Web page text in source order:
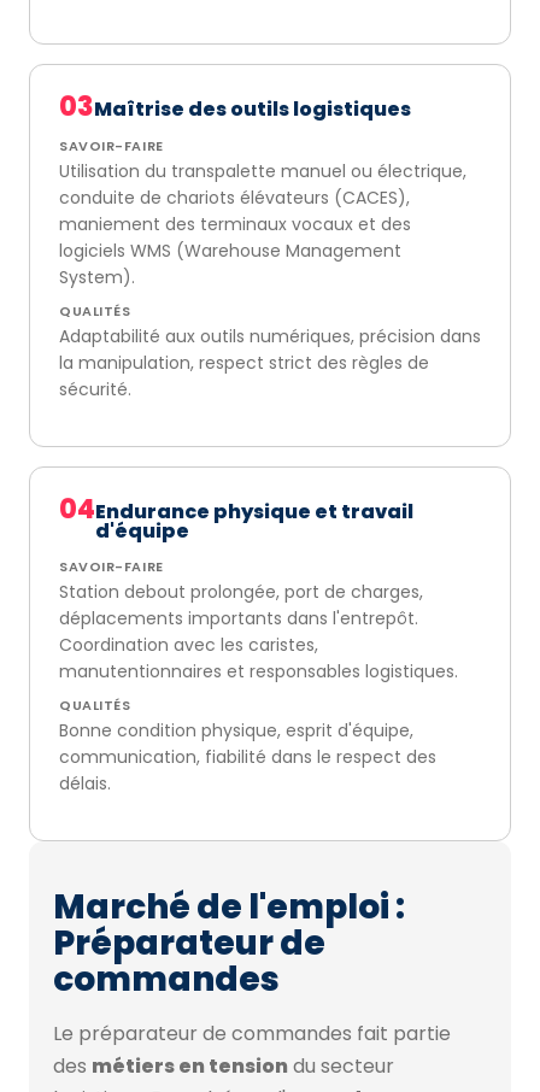
03Maîtrise des outils logistiques
SAVOIR-FAIRE
Utilisation du transpalette manuel ou électrique,
conduite de chariots élévateurs (CACES),
maniement des terminaux vocaux et des
logiciels WMS (Warehouse Management
System).
QUALITÉS
Adaptabilité aux outils numériques, précision dans
la manipulation, respect strict des règles de
sécurité.
04Endurance physique et travail
d'équipe
SAVOIR-FAIRE
Station debout prolongée, port de charges,
déplacements importants dans l'entrepôt.
Coordination avec les caristes,
manutentionnaires et responsables logistiques.
QUALITÉS
Bonne condition physique, esprit d'équipe,
communication, fiabilité dans le respect des
délais.
Marché de l'emploi :
Préparateur de
commandes
Le préparateur de commandes fait partie
des métiers en tensiondu secteur